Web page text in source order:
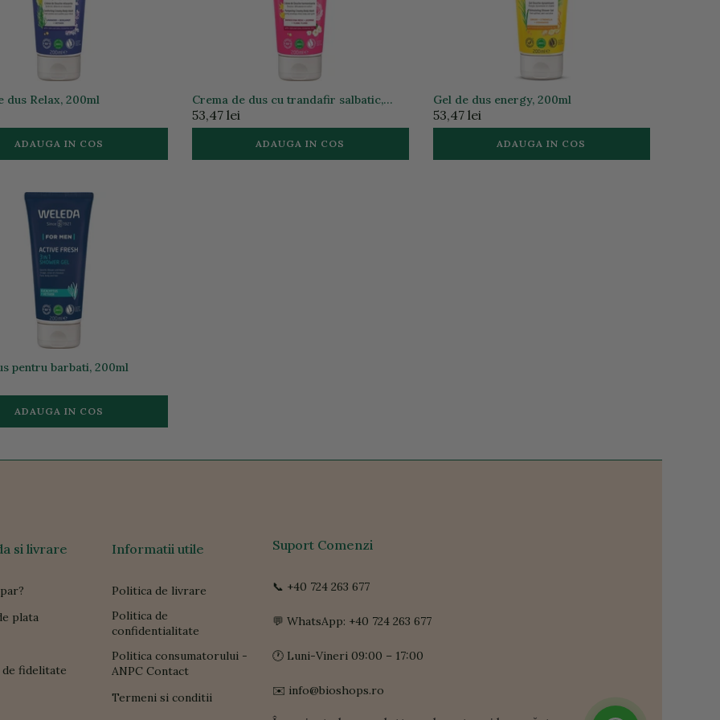
dus Relax, 200ml
ADAUGA IN COS
Crema de dus cu trandafir salbatic,
200ml
53,47 lei
ADAUGA IN COS
Gel de dus energy, 200ml
53,47 lei
ADAUGA IN COS
pentru barbati, 200ml
ADAUGA IN COS
si livrare
plata
fidelitate
Informatii utile
Politica de livrare
Politica de
confidentialitate
Politica consumatorului -
ANPC Contact
Termeni si conditii
Suport Comenzi
📞 +40 724 263 677
💬 WhatsApp: +40 724 263 677
🕐 Luni-Vineri 09:00 – 17:00
✉️ info@bioshops.ro